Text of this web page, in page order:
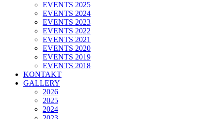
EVENTS 2025
EVENTS 2024
EVENTS 2023
EVENTS 2022
EVENTS 2021
EVENTS 2020
EVENTS 2019
EVENTS 2018
KONTAKT
GALLERY
2026
2025
2024